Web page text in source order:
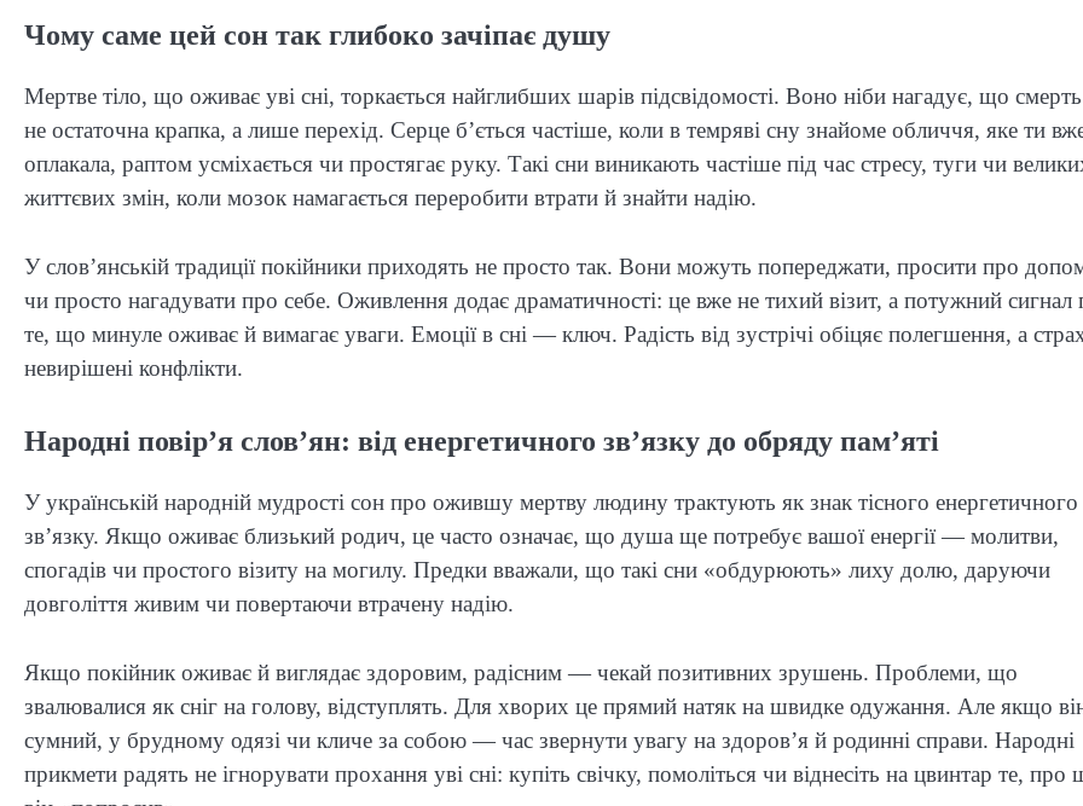
Чому саме цей сон так глибоко зачіпає душу
Мертве тіло, що оживає уві сні, торкається найглибших шарів підсвідомості. Воно ніби нагадує, що
не остаточна крапка, а лише перехід. Серце б’ється частіше, коли в темряві сну знайоме обличчя, яке ти
оплакала, раптом усміхається чи простягає руку. Такі сни виникають частіше під час стресу, туги чи
життєвих змін, коли мозок намагається переробити втрати й знайти надію.
У слов’янській традиції покійники приходять не просто так. Вони можуть попереджати, просити про
чи просто нагадувати про себе. Оживлення додає драматичності: це вже не тихий візит, а потужний сигнал
те, що минуле оживає й вимагає уваги. Емоції в сні — ключ. Радість від зустрічі обіцяє полегшення, а
невирішені конфлікти.
Народні повір’я слов’ян: від енергетичного зв’язку до обряду пам’яті
У українській народній мудрості сон про ожившу мертву людину трактують як знак тісного енергетичного
зв’язку. Якщо оживає близький родич, це часто означає, що душа ще потребує вашої енергії — молитви,
спогадів чи простого візиту на могилу. Предки вважали, що такі сни «обдурюють» лиху долю, даруючи
довголіття живим чи повертаючи втрачену надію.
Якщо покійник оживає й виглядає здоровим, радісним — чекай позитивних зрушень. Проблеми, що
звалювалися як сніг на голову, відступлять. Для хворих це прямий натяк на швидке одужання. Але якщо
сумний, у брудному одязі чи кличе за собою — час звернути увагу на здоров’я й родинні справи. Народні
прикмети радять не ігнорувати прохання уві сні: купіть свічку, помоліться чи віднесіть на цвинтар те, про